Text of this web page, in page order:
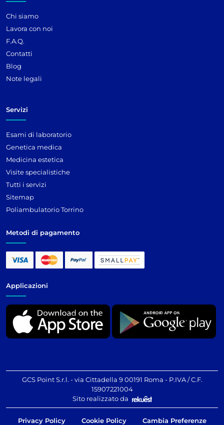
Chi siamo
Lavora con noi
F.A.Q.
Contatti
Blog
Note legali
Servizi
Esami di laboratorio
Genetica medica
Medicina estetica
Visite specialistiche
Tutti i servizi
Sitemap
Poliambulatorio Torrino
Metodi di pagamento
Applicazioni
GCS Point S.r.l. - via Cittadella 9 00191 Roma - P.IVA / C.F.
15907221004
Sito realizzato da
Privacy Policy Cookie Policy Cambia Preferenze